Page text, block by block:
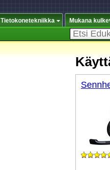
Tietokonetekniikka Mukana